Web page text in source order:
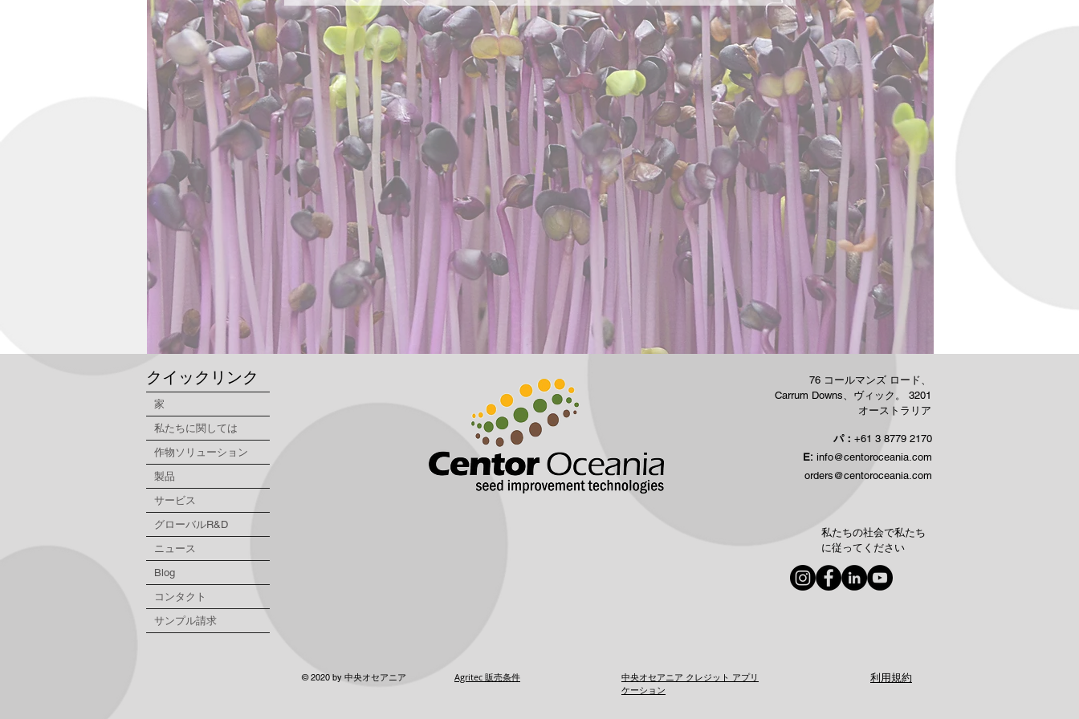
クイックリンク
家
私たちに関しては
作物ソリューション
製品
サービス
グローバルR&D
ニュース
Blog
コンタクト
サンプル請求
© 2020 by 中央オセアニア
76 コールマンズ ロード、
Carrum Downs、ヴィック。 3201
オーストラリア
パ： +61 3 8779 2170
E: info@centoroceania.com
orders@centoroceania.com
私たちの社会で私たち
に従ってください
Agritec 販売条件
中央オセアニア クレジット アプリ
ケーション
利用規約